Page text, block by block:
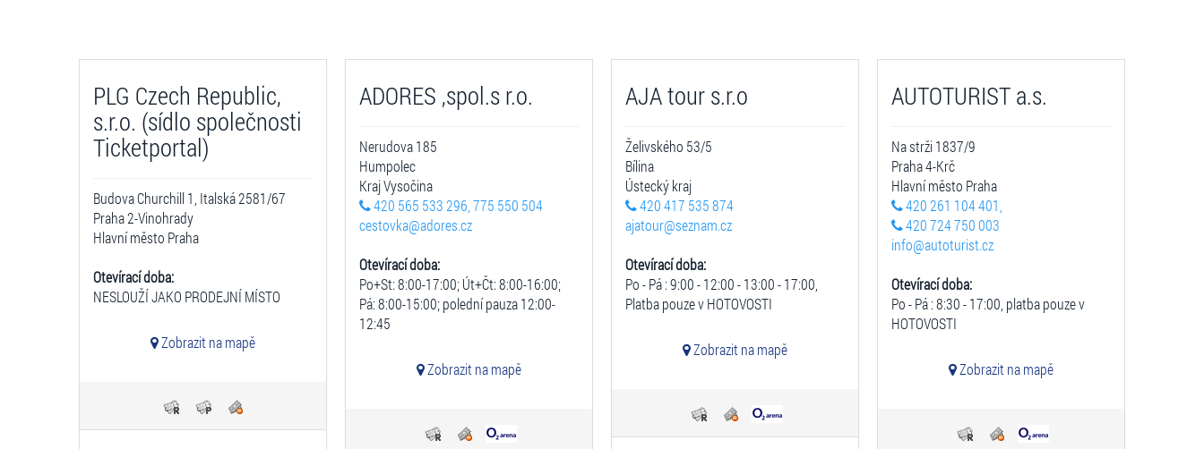
PLG Czech Republic,
s.r.o. (sídlo společnosti
Ticketportal)
Budova Churchill 1, Italská 2581/67
Praha 2-Vinohrady
Hlavní město Praha
Otevírací doba:
NESLOUŽÍ JAKO PRODEJNÍ MÍSTO
Zobrazit na mapě
ADORES ,spol.s r.o.
Nerudova 185
Humpolec
Kraj Vysočina
420 565 533 296, 775 550 504
cestovka@adores.cz
Otevírací doba:
Po+St: 8:00-17:00; Út+Čt: 8:00-16:00;
Pá: 8:00-15:00; polední pauza 12:00-
12:45
Zobrazit na mapě
AJA tour s.r.o
Želivského 53/5
Bílina
Ústecký kraj
420 417 535 874
ajatour@seznam.cz
Otevírací doba:
Po - Pá : 9:00 - 12:00 - 13:00 - 17:00,
Platba pouze v HOTOVOSTI
Zobrazit na mapě
AUTOTURIST a.s.
Na strži 1837/9
Praha 4-Krč
Hlavní město Praha
420 261 104 401,
420 724 750 003
info@autoturist.cz
Otevírací doba:
Po - Pá : 8:30 - 17:00, platba pouze v
HOTOVOSTI
Zobrazit na mapě